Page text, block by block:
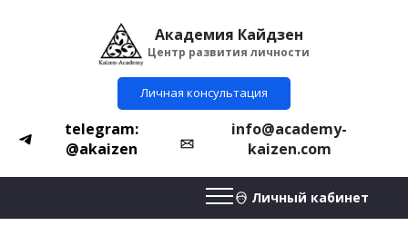
Академия Кайдзен
Центр развития личности
Личная консультация
telegram:
@akaizen
info@academy-
kaizen.com
Личный кабинет